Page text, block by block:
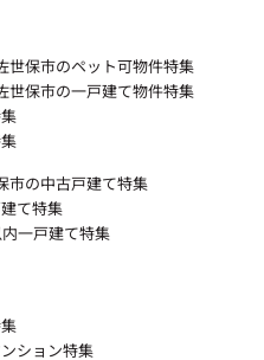
世保市のペット可物件特集
世保市の一戸建て物件特集
市の中古戸建て特集
て特集
一戸建て特集
ション特集